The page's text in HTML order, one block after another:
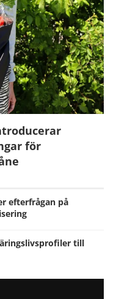
för
efterfrågan på
till